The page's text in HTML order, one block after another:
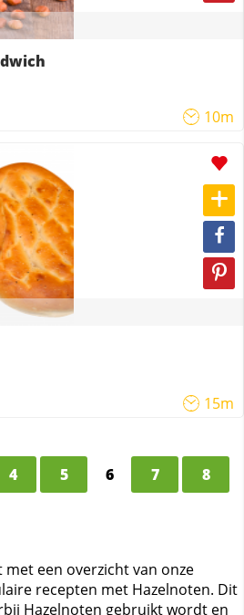
10m
15m
4 5 6 7 8
een overzicht van onze
recepten met Hazelnoten. Dit
Hazelnoten gebruikt wordt en